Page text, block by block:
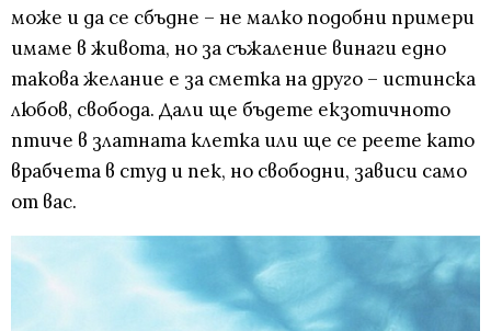
може и да се сбъдне – не малко подобни примери
имаме в живота, но за съжаление винаги едно
такова желание е за сметка на друго – истинска
любов, свобода. Дали ще бъдете екзотичното
птиче в златната клетка или ще се реете като
врабчета в студ и пек, но свободни, зависи само
от вас.